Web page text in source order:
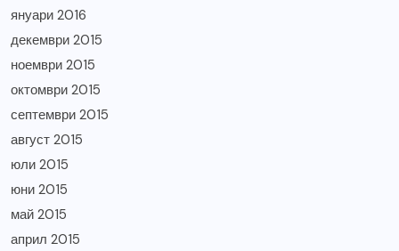
януари 2016
декември 2015
ноември 2015
октомври 2015
септември 2015
август 2015
юли 2015
юни 2015
май 2015
април 2015